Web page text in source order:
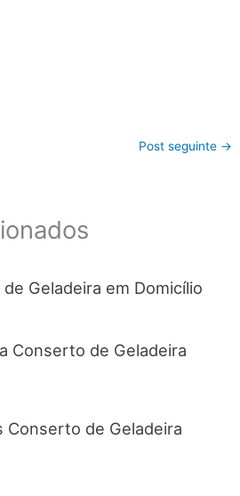
Post seguinte →
Geladeira em Domicílio
Conserto de Geladeira
Conserto de Geladeira